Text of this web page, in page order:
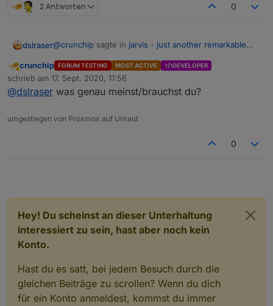
2 Antworten 0
dslraser@crunchip sagte in jarvis - just another remarkable
habe noch die rc.4, da funktioniert es
(Expertenansicht) zeigen bzw. mal zur Verfügung
Abwesend
crunchip FORUM TESTING MOST ACTIVE DEVELOPER
schrieb am 17. Sept. 2020, 11:56
zuletzt editiert von
@dslraser was genau meinst/brauchst du?
umgestiegen von Proxmox auf Unraid
0
Hey! Du scheinst an dieser Unterhaltung
interessiert zu sein, hast aber noch kein
Konto.
Hast du es satt, bei jedem Besuch durch die
gleichen Beiträge zu scrollen? Wenn du dich
für ein Konto anmeldest, kommst du immer